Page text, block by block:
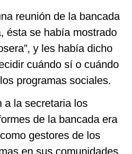
reunión de la bancada
ésta se había mostrado
y les había dicho
cuándo sí o cuándo
programas sociales.
a la secretaria los
de la bancada era
gestores de los
en sus comunidades.